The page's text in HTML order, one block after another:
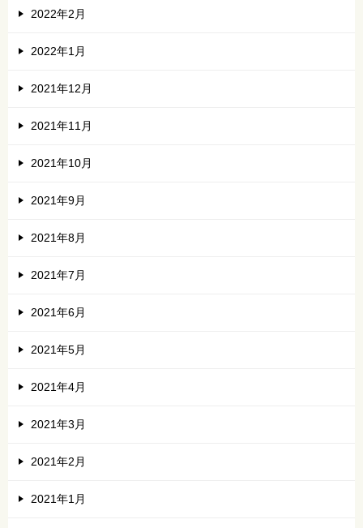
2022年2月
2022年1月
2021年12月
2021年11月
2021年10月
2021年9月
2021年8月
2021年7月
2021年6月
2021年5月
2021年4月
2021年3月
2021年2月
2021年1月